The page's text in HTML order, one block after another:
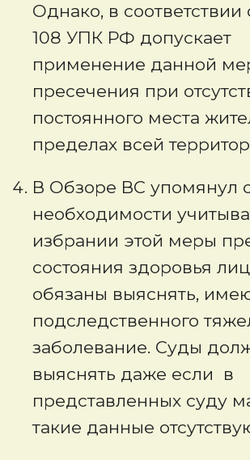
Однако, в соответствии
108 УПК РФ допускает
применение данной
пресечения при
постоянного места
пределах всей
В Обзоре ВС упомянул
необходимости
избрании этой меры
состояния здоровья
обязаны выяснять,
подследственного
заболевание. Суды
выяснять даже если в
представленных суду
такие данные